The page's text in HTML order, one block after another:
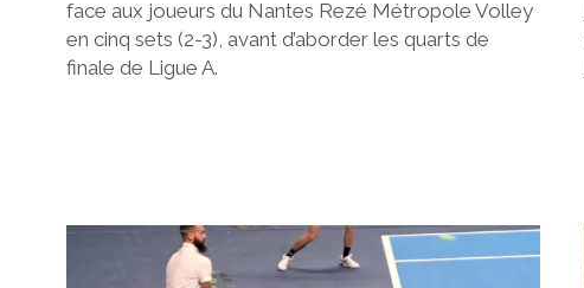
face aux joueurs du Nantes Rezé Métropole Volley
en cinq sets (2-3), avant d’aborder les quarts de
finale de Ligue A.